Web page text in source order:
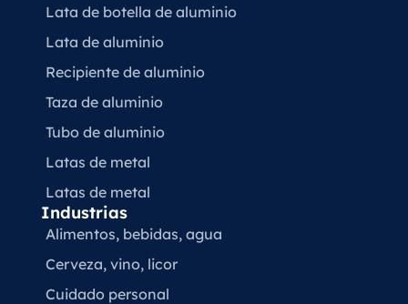
Lata de botella de aluminio
Lata de aluminio
Recipiente de aluminio
Taza de aluminio
Tubo de aluminio
Latas de metal
Latas de metal
Industrias
Alimentos, bebidas, agua
Cerveza, vino, licor
Cuidado personal